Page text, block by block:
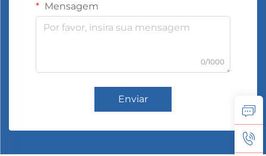
Mensagem
0/1000
Enviar